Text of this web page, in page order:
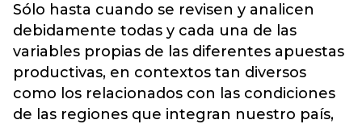
Sólo hasta cuando se revisen y analicen
debidamente todas y cada una de las
variables propias de las diferentes apuestas
productivas, en contextos tan diversos
como los relacionados con las condiciones
de las regiones que integran nuestro país,